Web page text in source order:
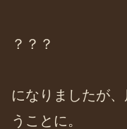
？？？
になりましたが
うことに。